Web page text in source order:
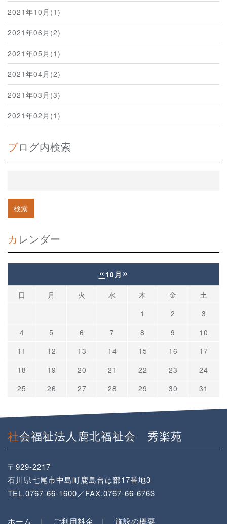
2021年10月(1)
2021年06月(2)
2021年05月(1)
2021年04月(2)
2021年03月(3)
2021年02月(1)
ブログ内検索
カレンダー
« 10月 »
日 月 火 水 木 金
土
1
2
3
4
5 6 7 8 9
10
11
12 13 14 15 16
17
18
19 20 21 22 23
24
25
26 27 28 29 30 31
社会福祉法人鹿北福祉会 秀楽苑
〒929-2217
石川県七尾市中島町鹿島台は部17番地3
TEL.0767-66-1600／FAX.0767-66-6763
ホーム ご利用料金 施設の概要